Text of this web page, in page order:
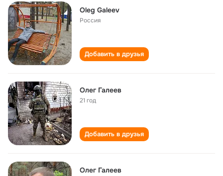
Oleg Galeev
Россия
Добавить в друзья
Олег Галеев
21 год
Добавить в друзья
Олег Галеев